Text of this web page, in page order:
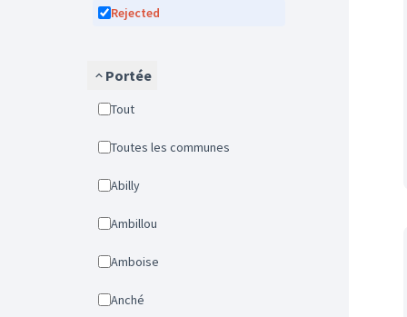
Rejected
Portée
Tout
Toutes les communes
Abilly
Ambillou
Amboise
Anché